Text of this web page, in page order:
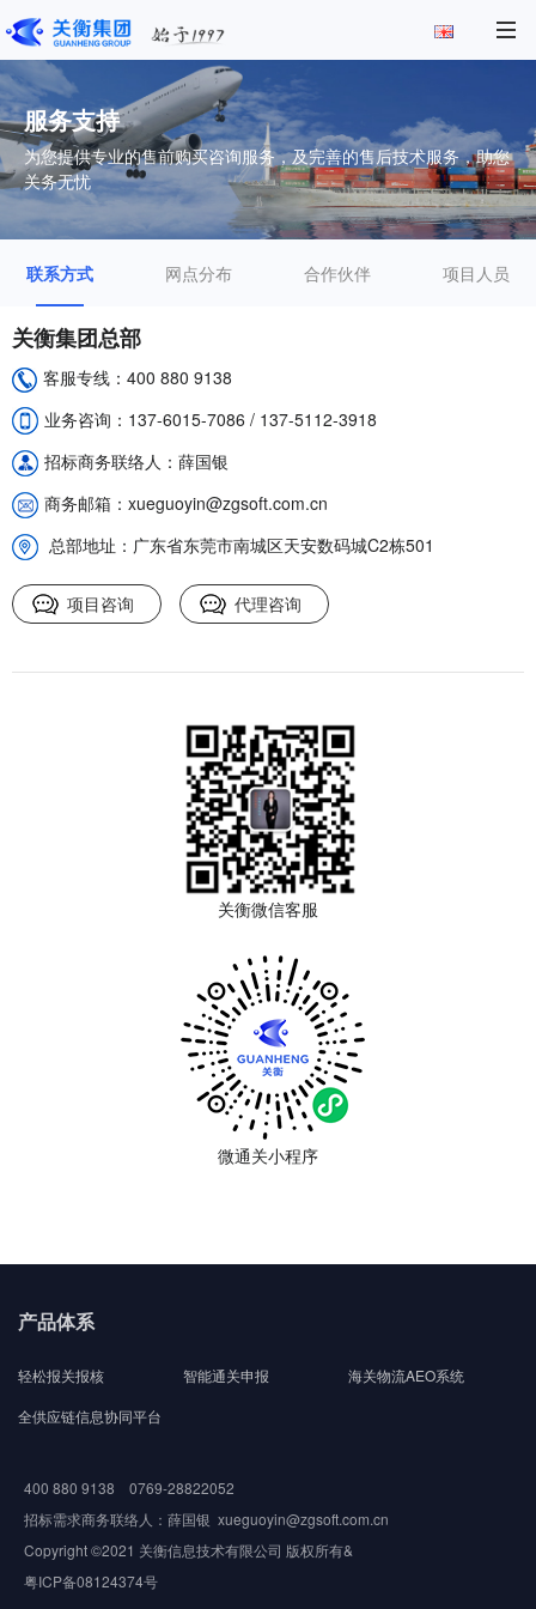
服务支持
为您提供专业的售前购买咨询服务，及完善的售后技术服务，助您
关务无忧
联系方式 网点分布 合作伙伴 项目人员
关衡集团总部
客服专线：400 880 9138
业务咨询：137-6015-7086 / 137-5112-3918
招标商务联络人：薛国银
商务邮箱：xueguoyin@zgsoft.com.cn
总部地址：广东省东莞市南城区天安数码城C2栋501
项目咨询 代理咨询
关衡微信客服
微通关小程序
产品体系
轻松报关报核 智能通关申报
海关物流AEO系统
全供应链信息协同平台
400 880 9138 0769-28822052
招标需求商务联络人：薛国银 xueguoyin@zgsoft.com.cn
Copyright ©2021 关衡信息技术有限公司 版权所有&
粤ICP备08124374号